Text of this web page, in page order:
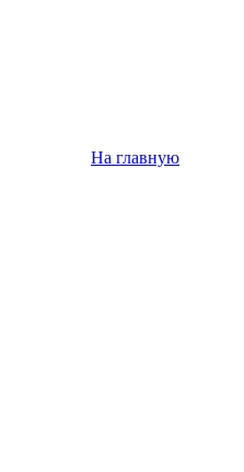
На главную